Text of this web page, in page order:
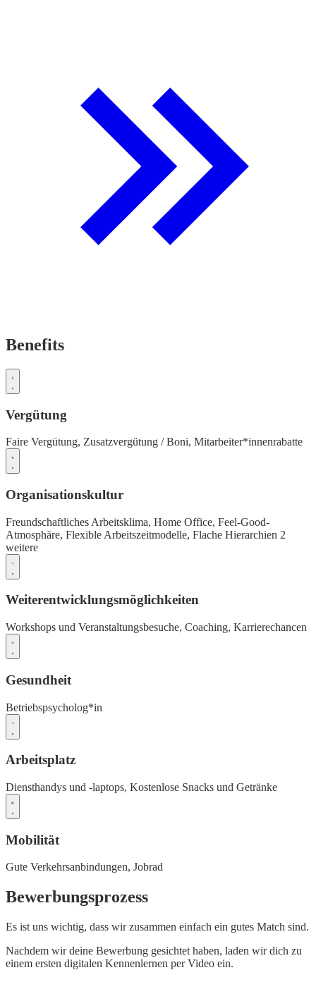
Benefits
Vergütung
Faire Vergütung, Zusatzvergütung / Boni, Mitarbeiter*innenrabatte
Organisationskultur
Freundschaftliches Arbeitsklima, Home Office, Feel-Good-
Atmosphäre, Flexible Arbeitszeitmodelle, Flache Hierarchien 2
weitere
Weiterentwicklungsmöglichkeiten
Workshops und Veranstaltungsbesuche, Coaching, Karrierechancen
Gesundheit
Betriebspsycholog*in
Arbeitsplatz
Diensthandys und -laptops, Kostenlose Snacks und Getränke
Mobilität
Gute Verkehrsanbindungen, Jobrad
Bewerbungsprozess
Es ist uns wichtig, dass wir zusammen einfach ein gutes Match sind.
Nachdem wir deine Bewerbung gesichtet haben, laden wir dich zu
einem ersten digitalen Kennenlernen per Video ein.